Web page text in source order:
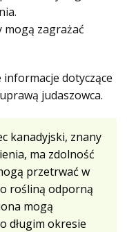
mogą zagrażać
dotyczące
judaszowca.
kanadyjski, znany
ma zdolność
przetrwać w
rośliną odporną
mogą
długim okresie